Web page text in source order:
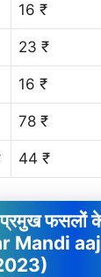
16 ₹
23 ₹
16 ₹
78 ₹
44 ₹
फसलों
Mandi